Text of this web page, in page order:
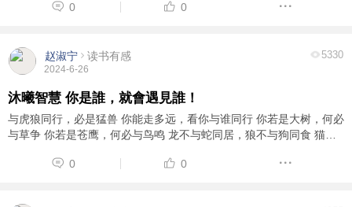
其实都是在苟且偷生，纯大多数人只执着于 ...
0 0
赵淑宁 读书有感
2024-6-26
5330
沐曦智慧 你是誰，就會遇見誰！
与虎狼同行，必是猛兽 你能走多远，看你与谁同行 你若是大树，何必
与草争 你若是苍鹰，何必与鸟鸣 龙不与蛇同居，狼不与狗同食 猫鼠
个人有多优秀，要看他有谁指点， ...
0 0